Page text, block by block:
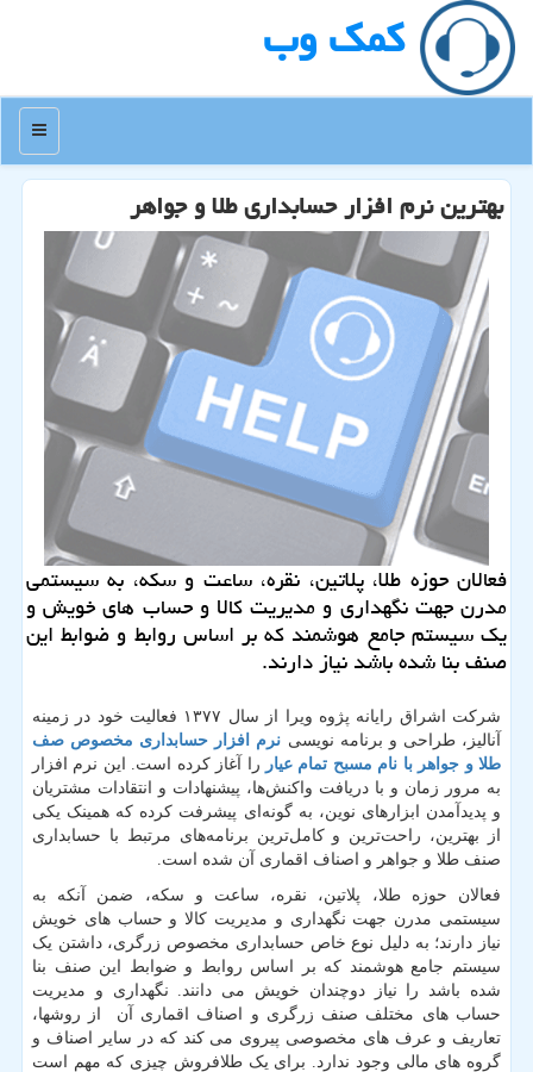
كمك وب
منو
بهترین نرم افزار حسابداری طلا و جواهر
فعالان حوزه طلا، پلاتین، نقره، ساعت و سكه، به سیستمی
مدرن جهت نگهداری و مدیریت كالا و حساب های خویش و
یك سیستم جامع هوشمند كه بر اساس روابط و ضوابط این
صنف بنا شده باشد نیاز دارند.
شرکت اشراق رایانه پژوه ویرا از سال ۱۳۷۷ فعالیت خود در زمینه
آنالیز، طراحی و برنامه نویسی نرم افزار حسابداری مخصوص صف
طلا و جواهر با نام مسبح تمام عیار را آغاز کرده است. این نرم افزار
به مرور زمان و با دریافت واکنش‌ها، پیشنهادات و انتقادات مشتریان
و پدیدآمدن ابزارهای نوین، به گونه‌ای پیشرفت کرده که همینک یکی
از بهترین، راحت‌ترین و کامل‌ترین برنامه‌های مرتبط با حسابداری
صنف طلا و جواهر و اصناف اقماری آن شده است.
فعالان حوزه طلا، پلاتین، نقره، ساعت و سکه، ضمن آنکه به
سیستمی مدرن جهت نگهداری و مدیریت کالا و حساب های خویش
نیاز دارند؛ به دلیل نوع خاص حسابداری مخصوص زرگری، داشتن یک
سیستم جامع هوشمند که بر اساس روابط و ضوابط این صنف بنا
شده باشد را نیاز دوچندان خویش می دانند. نگهداری و مدیریت
حساب های مختلف صنف زرگری و اصناف اقماری آن از روشها،
تعاریف و عرف های مخصوصی پیروی می کند که در سایر اصناف و
گروه های مالی وجود ندارد. برای یک طلافروش چیزی که مهم است